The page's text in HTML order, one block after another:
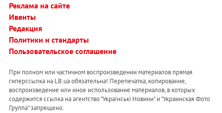
Реклама на сайте
Ивенты
Редакция
Политики и стандарты
Пользовательское соглашение
При полном или частичном воспроизведении материалов прямая
гиперссылка на LB.ua обязательна! Перепечатка, копирование,
воспроизведение или иное использование материалов, в которых
содержится ссылка на агентство "Українськi Новини" и "Украинская Фото
Группа" запрещено.